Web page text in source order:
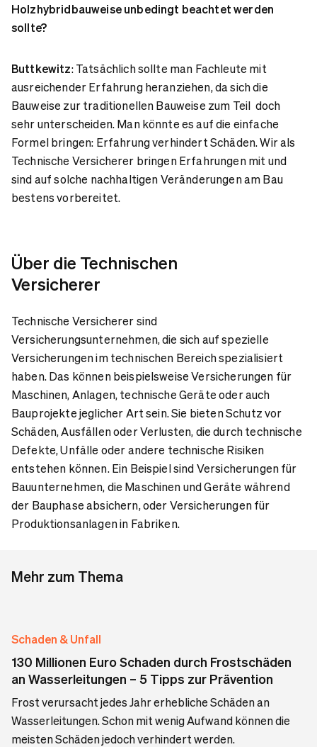
Holzhybridbauweise unbedingt beachtet werden
sollte?
Buttkewitz: Tatsächlich sollte man Fachleute mit
ausreichender Erfahrung heranziehen, da sich die
Bauweise zur traditionellen Bauweise zum Teil doch
sehr unterscheiden. Man könnte es auf die einfache
Formel bringen: Erfahrung verhindert Schäden. Wir als
Technische Versicherer bringen Erfahrungen mit und
sind auf solche nachhaltigen Veränderungen am Bau
bestens vorbereitet.
Über die Technischen
Versicherer
Technische Versicherer sind
Versicherungsunternehmen, die sich auf spezielle
Versicherungen im technischen Bereich spezialisiert
haben. Das können beispielsweise Versicherungen für
Maschinen, Anlagen, technische Geräte oder auch
Bauprojekte jeglicher Art sein. Sie bieten Schutz vor
Schäden, Ausfällen oder Verlusten, die durch technische
Defekte, Unfälle oder andere technische Risiken
entstehen können. Ein Beispiel sind Versicherungen für
Bauunternehmen, die Maschinen und Geräte während
der Bauphase absichern, oder Versicherungen für
Produktionsanlagen in Fabriken.
Mehr zum Thema
Schaden & Unfall
130 Millionen Euro Schaden durch Frostschäden
an Wasserleitungen – 5 Tipps zur Prävention
Frost verursacht jedes Jahr erhebliche Schäden an
Wasserleitungen. Schon mit wenig Aufwand können die
meisten Schäden jedoch verhindert werden.